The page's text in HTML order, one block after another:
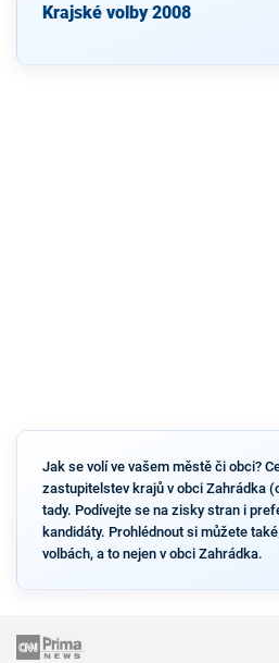
Krajské volby 2008
Jak se volí ve vašem městě či obci?
zastupitelstev krajů v obci Zahrádka
tady. Podívejte se na zisky stran i
kandidáty. Prohlédnout si můžete
volbách, a to nejen v obci Zahrádka.